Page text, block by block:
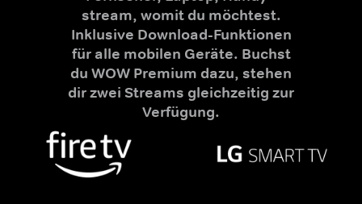
stream, womit du möchtest.
Inklusive Download-Funktionen
für alle mobilen Geräte. Buchst
du WOW Premium dazu, stehen
dir zwei Streams gleichzeitig zur
Verfügung.